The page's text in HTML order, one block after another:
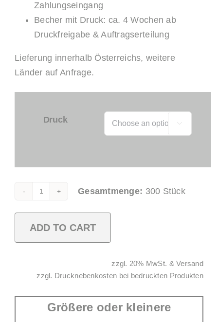
Zahlungseingang
Becher mit Druck: ca. 4 Wochen ab
Druckfreigabe & Auftragserteilung
Lieferung innerhalb Österreichs, weitere
Länder auf Anfrage.
Druck 
Espresso
Tasse
0,2l
SAN
quantity
Gesamtmenge: 300 Stück
ADD TO CART
zzgl. 20% MwSt. & Versand
zzgl. Drucknebenkosten bei bedruckten Produkten
Größere oder kleinere